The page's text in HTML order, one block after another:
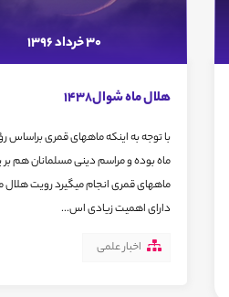
30 خرداد 1396
هلال ماه شوال1438
با توجه به اینکه ماههای قمری براساس
ماه بوده و مراسم دینی مسلمانان هم بر
ماههای قمری انجام میگیرد رویت هلال
دارای اهمیت زیادی اس...
اخبار علمی